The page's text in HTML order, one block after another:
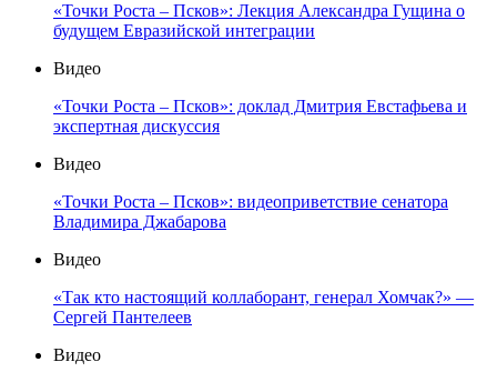
«Точки Роста – Псков»: Лекция Александра Гущина о
будущем Евразийской интеграции
Видео
«Точки Роста – Псков»: доклад Дмитрия Евстафьева и
экспертная дискуссия
Видео
«Точки Роста – Псков»: видеоприветствие сенатора
Владимира Джабарова
Видео
«Так кто настоящий коллаборант, генерал Хомчак?» —
Сергей Пантелеев
Видео